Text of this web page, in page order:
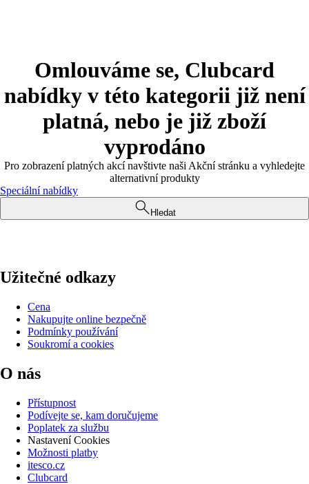
Omlouváme se, Clubcard
nabídky v této kategorii již není
platná, nebo je již zboží
vyprodáno
Pro zobrazení platných akcí navštivte naši Akční stránku a vyhledejte
alternativní produkty
Speciální nabídky
Hledat
Užitečné odkazy
Cena
Nakupujte online bezpečně
Podmínky používání
Soukromí a cookies
O nás
Přístupnost
Podívejte se, kam doručujeme
Poplatek za službu
Nastavení Cookies
Možnosti platby
itesco.cz
Clubcard